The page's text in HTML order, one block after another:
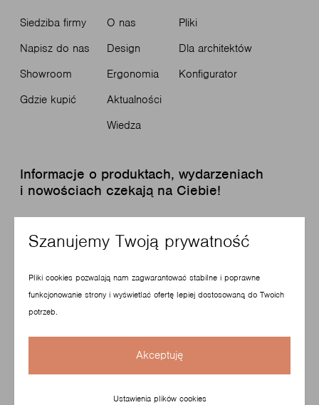
Siedziba firmy
Napisz do nas
Showroom
Gdzie kupić
O nas
Design
Ergonomia
Aktualności
Wiedza
Pliki
Dla architektów
Konfigurator
Informacje o produktach, wydarzeniach
i nowościach czekają na Ciebie!
Zapisz się do newslettera
Design and Technology - VISUAL
Szanujemy Twoją prywatność
Pliki cookies pozwalają nam zagwarantować stabilne i poprawne
funkcjonowanie strony i wyświetlać ofertę lepiej dostosowaną do Twoich
potrzeb.
Akceptuję
Ustawienia plików cookies